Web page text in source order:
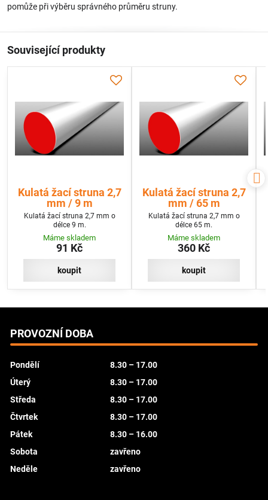
pomůže při výběru správného průměru struny.
Související produkty
Kulatá žací struna 2,7
mm / 9 m
Kulatá žací struna 2,7 mm o
délce 9 m.
Máme skladem
91 Kč
koupit
Kulatá žací struna 2,7
mm / 65 m
Kulatá žací struna 2,7 mm o
délce 65 m.
Máme skladem
360 Kč
koupit
PROVOZNÍ DOBA
Pondělí
8.30 – 17.00
Úterý
8.30 – 17.00
Středa
8.30 – 17.00
Čtvrtek
8.30 – 17.00
Pátek
8.30 – 16.00
Sobota
zavřeno
Neděle
zavřeno